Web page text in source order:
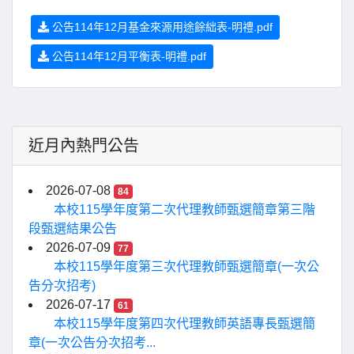
公告114年12月基金來源用途餘絀表-明禮.pdf
公告114年12月平衡表-明禮.pdf
近月內熱門公告
2026-07-08 84
本校115學年度第二次代理教師甄選簡章第三階
段甄選結果公告
2026-07-09
77
本校115學年度第三次代理教師甄選簡章(一次公
告分次招考)
2026-07-17
61
本校115學年度第四次代理教師英語專長甄選簡
章(一次公告分次招考...